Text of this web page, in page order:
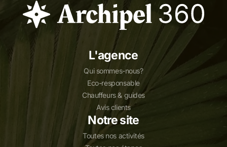
L'agence
Qui sommes-nous?
Eco-responsable
Chauffeurs & guides
Avis clients
Notre site
Toutes nos activités